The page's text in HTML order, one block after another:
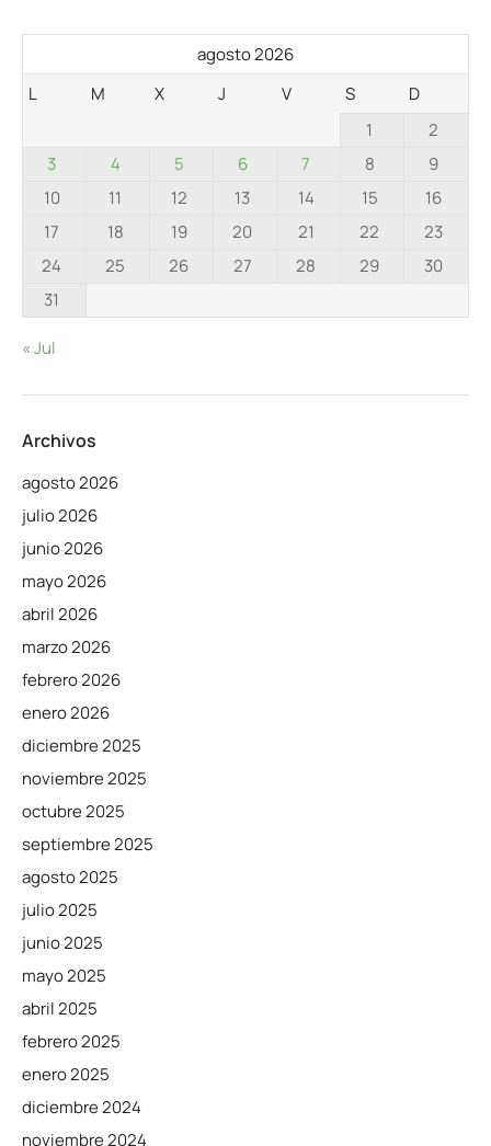
agosto 2026
L
M X J V S
D
1
2
3
4 5 6 7 8
9
10
11 12 13 14 15
16
17
18 19 20 21 22
23
24
25 26 27 28 29
30
31
« Jul
Archivos
agosto 2026
julio 2026
junio 2026
mayo 2026
abril 2026
marzo 2026
febrero 2026
enero 2026
diciembre 2025
noviembre 2025
octubre 2025
septiembre 2025
agosto 2025
julio 2025
junio 2025
mayo 2025
abril 2025
febrero 2025
enero 2025
diciembre 2024
noviembre 2024